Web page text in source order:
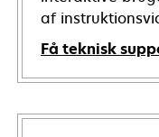
af
Få teknisk
opens
in